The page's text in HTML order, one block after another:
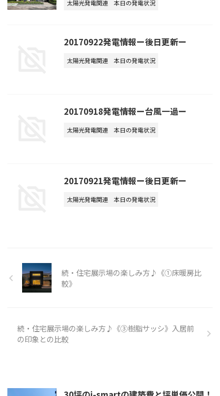
太陽光発電関連 本日の発電状況
20170922発電情報ー後日更新ー
太陽光発電関連 本日の発電状況
20170918発電情報ー台風一過ー
太陽光発電関連 本日の発電状況
20170921発電情報ー後日更新ー
太陽光発電関連 本日の発電状況
続・住宅展示場の楽しみ方♪《①床暖房比
較》
続・住宅展示場の楽しみ方♪《③樹脂サッシ》入居前
の印象との比較